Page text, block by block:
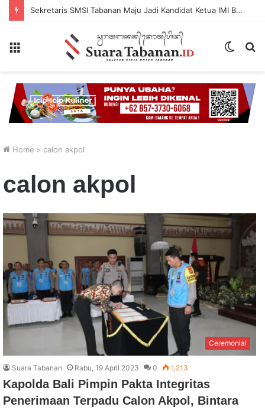
Sekretaris SMSI Tabanan Maju Jadi Kandidat Ketua IMI Bali, Ketua SMSI Tabanan Berikan Dukungan
Switch
Home > calon akpol
calon akpol
Ceremonial
Suara Tabanan Rabu, 19 April 2023 0 1,213
Kapolda Bali Pimpin Pakta Integritas
Penerimaan Terpadu Calon Akpol, Bintara